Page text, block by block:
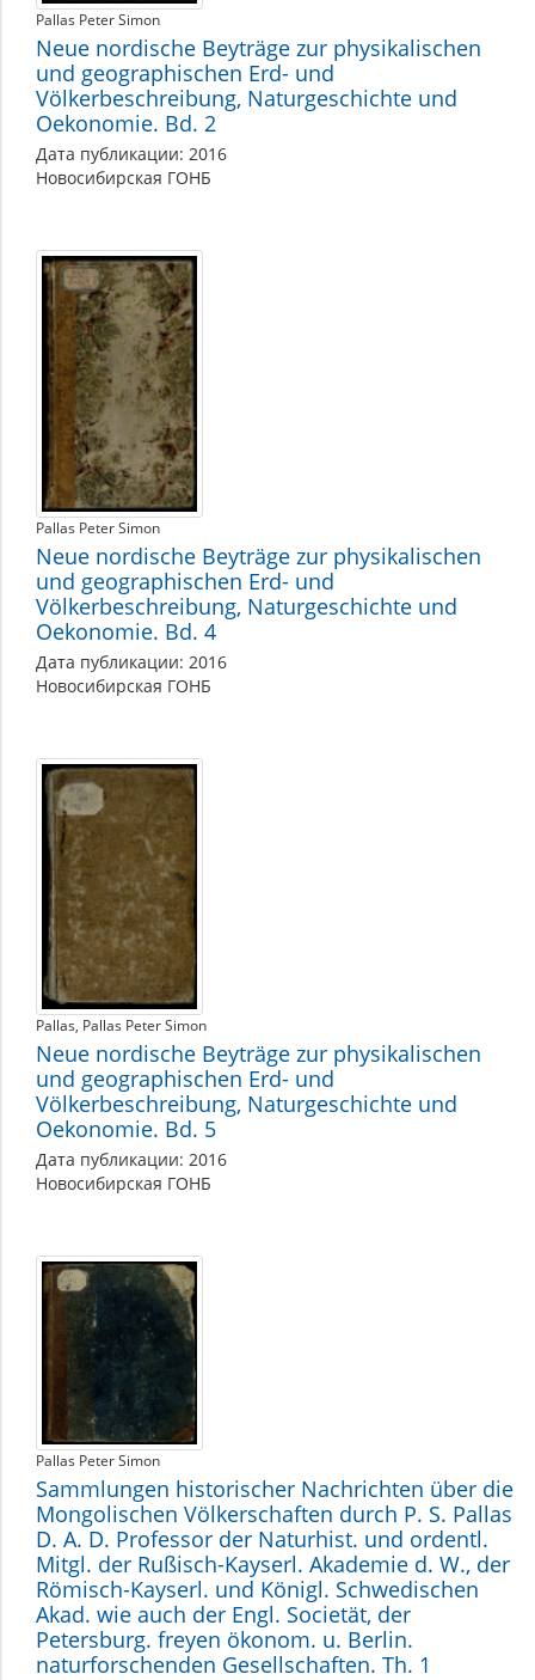
Pallas Peter Simon
Neue nordische Beyträge zur physikalischen
und geographischen Erd- und
Völkerbeschreibung, Naturgeschichte und
Oekonomie. Bd. 2
Дата публикации: 2016
Новосибирская ГОНБ
Pallas Peter Simon
Neue nordische Beyträge zur physikalischen
und geographischen Erd- und
Völkerbeschreibung, Naturgeschichte und
Oekonomie. Bd. 4
Дата публикации: 2016
Новосибирская ГОНБ
Pallas Pallas Peter Simon
Neue nordische Beyträge zur physikalischen
und geographischen Erd- und
Völkerbeschreibung, Naturgeschichte und
Oekonomie. Bd. 5
Дата публикации: 2016
Новосибирская ГОНБ
Pallas Peter Simon
Sammlungen historischer Nachrichten über die
Mongolischen Völkerschaften durch P. S. Pallas
D. A. D. Professor der Naturhist. und ordentl.
Mitgl. der Rußisch-Kayserl. Akademie d. W., der
Römisch-Kayserl. und Königl. Schwedischen
Akad. wie auch der Engl. Societät, der
Petersburg. freyen ökonom. u. Berlin.
naturforschenden Gesellschaften. Th. 1